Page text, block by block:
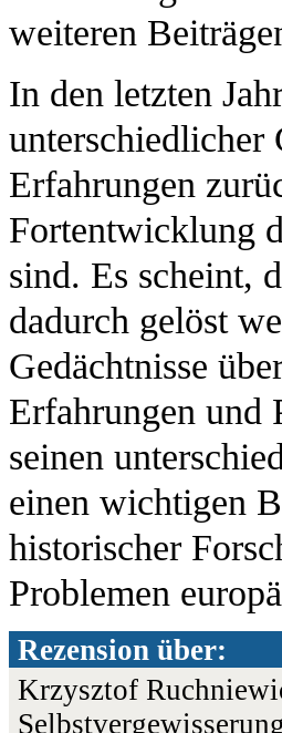
weiteren
In den letzten
unterschiedlicher
Erfahrungen
Fortentwicklung
sind. Es scheint,
dadurch gelöst
Gedächtnisse
Erfahrungen und
seinen
einen wichtigen
historischer
Problemen
Rezension über:
Krzysztof